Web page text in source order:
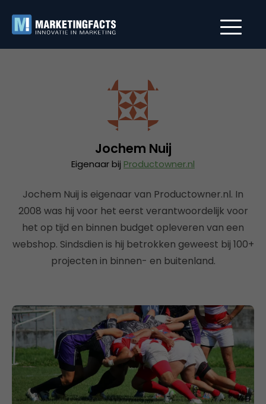
Jochem Nuij
Eigenaar bij Productowner.nl
Jochem Nuij is eigenaar van Productowner.nl. In
2008 was hij voor het eerst verantwoordelijk voor
het op tijd en binnen budget opleveren van een
webshop. Sindsdien is hij betrokken geweest bij 100+
projecten in binnen- en buitenland.